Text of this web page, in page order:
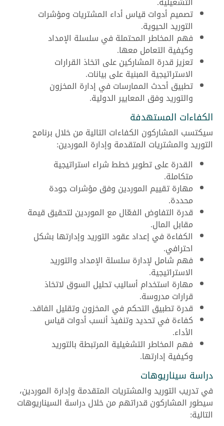
تصميم أدوات قياس أداء المشتريات ومؤشرات
التوريد الحيوية.
فهم المخاطر المحتملة في سلسلة الإمداد
وكيفية التعامل معها.
تعزيز قدرة المشاركين على اتخاذ القرارات
الاستراتيجية المبنية على بيانات.
تطبيق أحدث الممارسات في إدارة المخزون
والتوريد وفق المعايير الدولية.
الكفاءات المستهدفة
سيكتسب المشاركون الكفاءات التالية من خلال برنامج
التوريد والمشتريات المتقدمة وإدارة الموردين:
القدرة على تطوير خطط شراء استراتيجية
متكاملة.
مهارة تقييم الموردين وفق مؤشرات جودة
محددة.
قدرة التفاوض الفعّال مع الموردين لتحقيق قيمة
مقابل المال.
الكفاءة في إعداد عقود التوريد وإدارتها بشكل
احترافي.
فهم شامل لإدارة سلسلة الإمداد والتوريد
الاستراتيجية.
مهارة استخدام أساليب تحليل السوق لاتخاذ
قرارات مدروسة.
قدرة تطبيق التحكم في المخزون وتقليل الفاقد.
كفاءة في تحديد وتنفيذ أنسب أدوات قياس
الأداء.
فهم المخاطر التشغيلية المرتبطة بالتوريد
وكيفية إدارتها.
دراسة سيناريوهات
في تدريب التوريد والمشتريات المتقدمة وإدارة الموردين،
سيطور المشاركون قدراتهم من خلال دراسة السيناريوهات
التالية: